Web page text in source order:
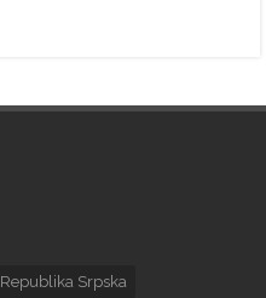
Republika Srpska